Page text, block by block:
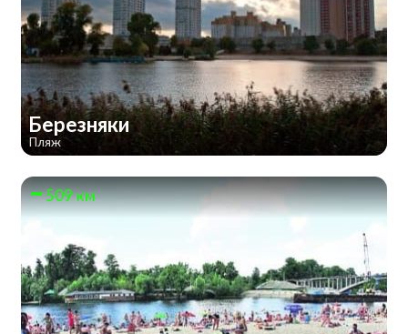
Березняки
Пляж
509 км